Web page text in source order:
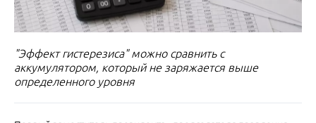
"Эффект гистерезиса" можно сравнить с
аккумулятором, который не заряжается выше
определенного уровня